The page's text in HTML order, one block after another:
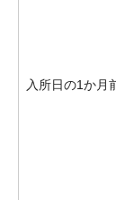
入所日の1か月